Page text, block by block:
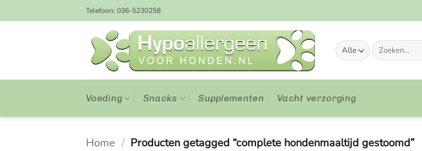
naar
Telefoon: 036-5230258
Zoeken
naar:
Voeding Snacks Supplementen Vacht verzorging
Home / Producten getagged “complete hondenmaaltijd gestoomd”